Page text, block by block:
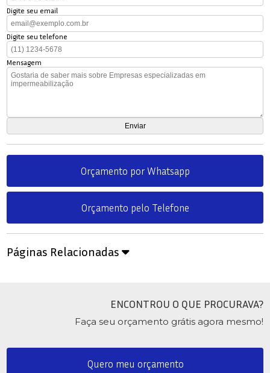
Digite seu email
Digite seu telefone
Mensagem
Orçamento por Whatsapp
Orçamento pelo Telefone
Páginas Relacionadas
ENCONTROU O QUE PROCURAVA?
Faça seu orçamento grátis agora mesmo!
Quero meu orçamento